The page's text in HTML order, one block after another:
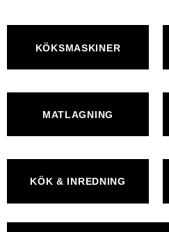
KÖKSMASKINER
MATLAGNING
KÖK & INREDNING